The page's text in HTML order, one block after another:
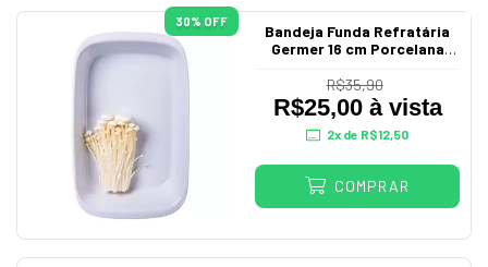
30% OFF
Bandeja Funda Refratária
Germer 16 cm Porcelana
R$35,90
R$25,00 à vista
2x de R$12,50
COMPRAR